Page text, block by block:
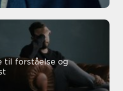
til forståelse og